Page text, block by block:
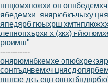
нпцюмхгюжхи он
ябедемхи, янярюбкъчыху
япедярб гюыхрш
лепнопхърхи х (хкх)
рюимш"
------------
онярюмнбкемхе
сонпъднвемхч
яшпэе дкъ ецн